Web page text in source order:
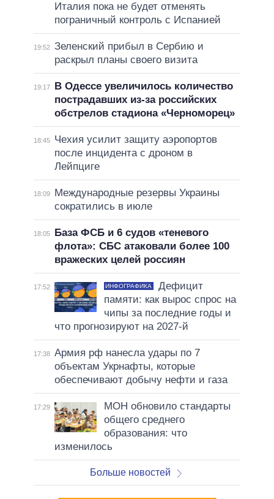
Италия пока не будет отменять
пограничный контроль с Испанией
19:52 Зеленский прибыл в Сербию и
раскрыл планы своего визита
19:17
В Одессе увеличилось количество
пострадавших из-за российских
обстрелов стадиона «Черноморец»
18:45
Чехия усилит защиту аэропортов
после инцидента с дроном в
Лейпциге
18:09
Международные резервы Украины
сократились в июле
18:05
База ФСБ и 6 судов «теневого
флота»: СБС атаковали более 100
вражеских целей россиян
17:52 ИНФОГРАФИКА
Дефицит
памяти: как вырос спрос на
чипы за последние годы и
что прогнозируют на 2027-й
17:38 Армия рф нанесла удары по 7
объектам Укрнафты, которые
обеспечивают добычу нефти и газа
17:29
МОН обновило стандарты
общего среднего
образования: что
изменилось
Больше новостей